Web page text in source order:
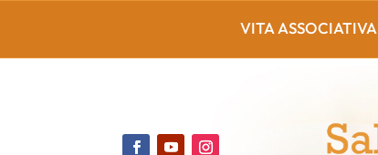
VITA ASSOCIATIVA